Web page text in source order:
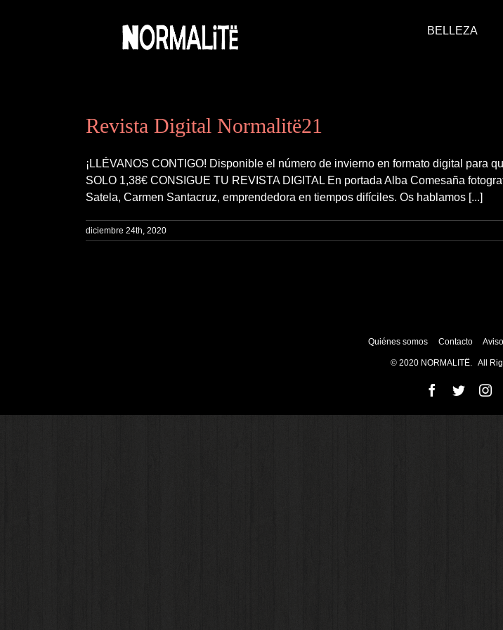
BELLEZA
Revista Digital Normalitë21
¡LLÉVANOS CONTIGO! Disponible el número de invierno en formato digital para
SOLO 1,38€ CONSIGUE TU REVISTA DIGITAL En portada Alba Comesaña
Satela, Carmen Santacruz, emprendedora en tiempos difíciles. Os hablamos [...]
diciembre 24th, 2020
Quiénes somos Contacto
© 2020 NORMALITË. All
Facebook
Twitter